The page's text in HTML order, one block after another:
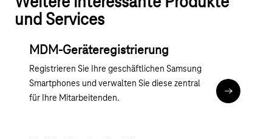
und Services
MDM-Geräteregistrierung
Registrieren Sie Ihre geschäftlichen Samsung
Smartphones und verwalten Sie diese zentral
für Ihre Mitarbeitenden.
Zur MDM